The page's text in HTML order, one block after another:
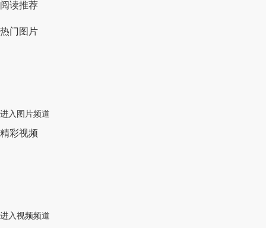
阅读推荐
热门图片
进入图片频道
精彩视频
进入视频频道